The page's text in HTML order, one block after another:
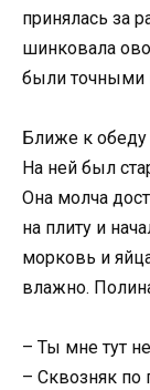
принялась за
шинковала
были
Ближе к обеду
На ней был
Она молча
на плиту и
морковь и
влажно.
– Ты мне тут
– Сквозняк по